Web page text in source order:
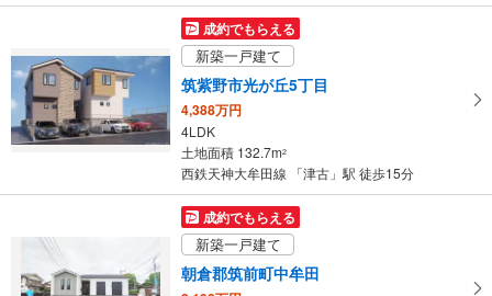
ペ
ー
ジ
に
存
る
成約でもらえる
新築一戸建て
筑紫野市光が丘5丁目
4,388万円
4LDK
土地面積 132.7m2
西鉄天神大牟田線 「津古」駅 徒歩15分
成約でもらえる
新築一戸建て
朝倉郡筑前町中牟田